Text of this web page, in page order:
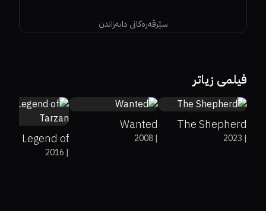
سێرڤەرەکانی دابەزاندن
فیلمی زیاتر
The Shepherd
|
2023
Wanted
|
2008
The Legend of
Tarzan|
2016